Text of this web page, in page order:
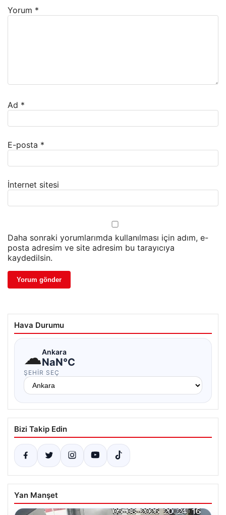
Yorum *
Ad *
E-posta *
İnternet sitesi
Daha sonraki yorumlarımda kullanılması için adım, e-
posta adresim ve site adresim bu tarayıcıya
kaydedilsin.
Hava Durumu
☁Ankara
NaN°C
ŞEHIR SEÇ
Bizi Takip Edin
Yan Manşet